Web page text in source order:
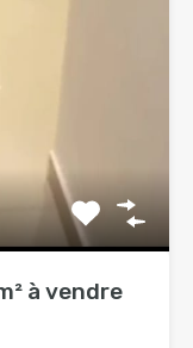
à vendre